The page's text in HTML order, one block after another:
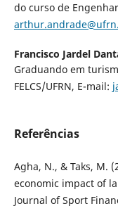
do curso de
Francisco Jardel
Graduando em
FELCS/UFRN, E-mail:
Referências
Agha, N., & Taks, M.
economic impact of
Journal of Sport